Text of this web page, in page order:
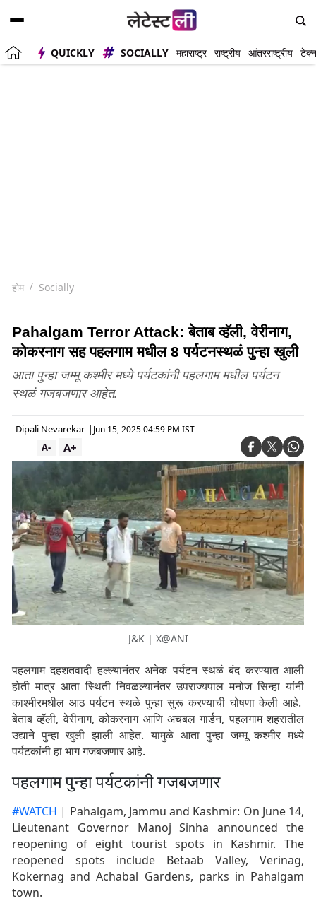
QUICKLY SOCIALLY महाराष्ट्र राष्ट्रीय आंतरराष्ट्रीय
होम Socially
Pahalgam Terror Attack: बेताब व्हॅली, वेरीनाग,
कोकरनाग सह पहलगाम मधील 8 पर्यटनस्थळं पुन्हा खुली
आता पुन्हा जम्मू कश्मीर मध्ये पर्यटकांनी पहलगाम मधील पर्यटन
स्थळं गजबजणार आहेत.
Dipali Nevarekar | Jun 15, 2025 04:59 PM IST
A+
A-
J&K | X@ANI
पहलगाम दहशतवादी हल्ल्यानंतर अनेक पर्यटन स्थळं बंद करण्यात आली
होती मात्र आता स्थिती निवळल्यानंतर उपराज्यपाल मनोज सिन्हा यांनी
काश्मीरमधील आठ पर्यटन स्थळे पुन्हा सुरू करण्याची घोषणा केली आहे.
बेताब व्हॅली, वेरीनाग, कोकरनाग आणि अचबल गार्डन, पहलगाम शहरातील
उद्याने पुन्हा खुली झाली आहेत. यामुळे आता पुन्हा जम्मू कश्मीर मध्ये
पर्यटकांनी हा भाग गजबजणार आहे.
पहलगाम पुन्हा पर्यटकांनी गजबजणार
#WATCH | Pahalgam, Jammu and Kashmir: On June 14,
Lieutenant Governor Manoj Sinha announced the
reopening of eight tourist spots in Kashmir. The
reopened spots include Betaab Valley, Verinag,
Kokernag and Achabal Gardens, parks in Pahalgam
town.